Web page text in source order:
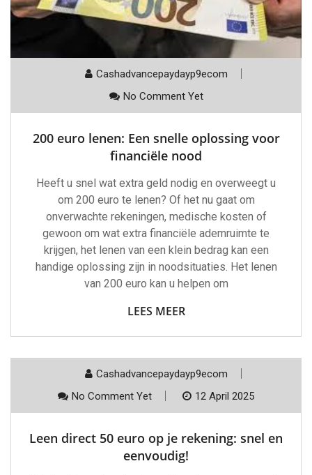
Cashadvancepaydayp9ecom
No Comment Yet
200 euro lenen: Een snelle oplossing voor
financiële nood
Heeft u snel wat extra geld nodig en overweegt u
om 200 euro te lenen? Of het nu gaat om
onverwachte rekeningen, medische kosten of
gewoon om wat extra financiële ademruimte te
krijgen, het lenen van een klein bedrag kan een
handige oplossing zijn in noodsituaties. Het lenen
van 200 euro kan u helpen om
LEES MEER
Cashadvancepaydayp9ecom
No Comment Yet
12 April 2025
Leen direct 50 euro op je rekening: snel en
eenvoudig!